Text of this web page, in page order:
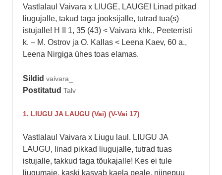
Vastlalaul Vaivara x LIUGE, LAUGE! Linad pitkad
liugujalle, takud taga jooksijalle, tutrad tua(s)
istujalle! H II 1, 35 (43) < Vaivara khk., Peeterristi
k. – M. Ostrov ja O. Kallas < Leena Kaev, 60 a.,
Leena Nirgiga ühes toas elamas.
Sildid vaivara_
Postitatud Talv
1. LIUGU JA LAUGU (Vai) (V-Vai 17)
Vastlalaul Vaivara x Liugu laul. LIUGU JA
LAUGU, linad pikkad liugujalle, tutrad tuas
istujalle, takkud taga tõukajalle! Kes ei tule
liugumaie, kaski kasvab kaela peale, niinepuu